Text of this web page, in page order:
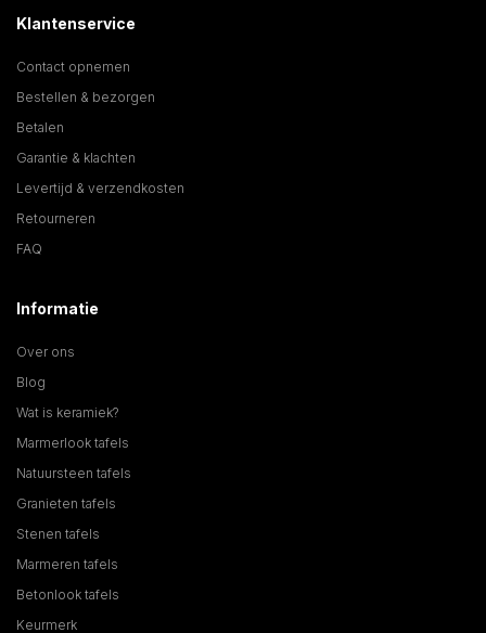
Klantenservice
Contact opnemen
Bestellen & bezorgen
Betalen
Garantie & klachten
Levertijd & verzendkosten
Retourneren
FAQ
Informatie
Over ons
Blog
Wat is keramiek?
Marmerlook tafels
Natuursteen tafels
Granieten tafels
Stenen tafels
Marmeren tafels
Betonlook tafels
Keurmerk